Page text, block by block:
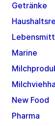
Getränke
Marine
New Food
Pharma